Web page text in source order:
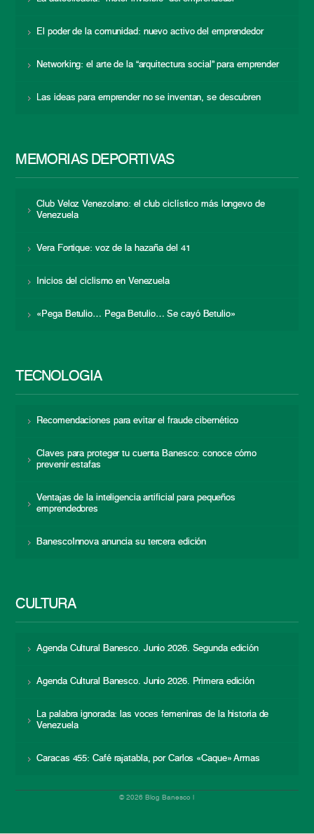
El poder de la comunidad: nuevo activo del emprendedor
Networking: el arte de la “arquitectura social” para emprender
Las ideas para emprender no se inventan, se descubren
MEMORIAS DEPORTIVAS
Club Veloz Venezolano: el club ciclístico más longevo de
Venezuela
Vera Fortique: voz de la hazaña del 41
Inicios del ciclismo en Venezuela
«Pega Betulio… Pega Betulio… Se cayó Betulio»
TECNOLOGÍA
Recomendaciones para evitar el fraude cibernético
Claves para proteger tu cuenta Banesco: conoce cómo
prevenir estafas
Ventajas de la inteligencia artificial para pequeños
emprendedores
BanescoInnova anuncia su tercera edición
CULTURA
Agenda Cultural Banesco. Junio 2026. Segunda edición
Agenda Cultural Banesco. Junio 2026. Primera edición
La palabra ignorada: las voces femeninas de la historia de
Venezuela
Caracas 455: Café rajatabla, por Carlos «Caque» Armas
© 2026 Blog Banesco |